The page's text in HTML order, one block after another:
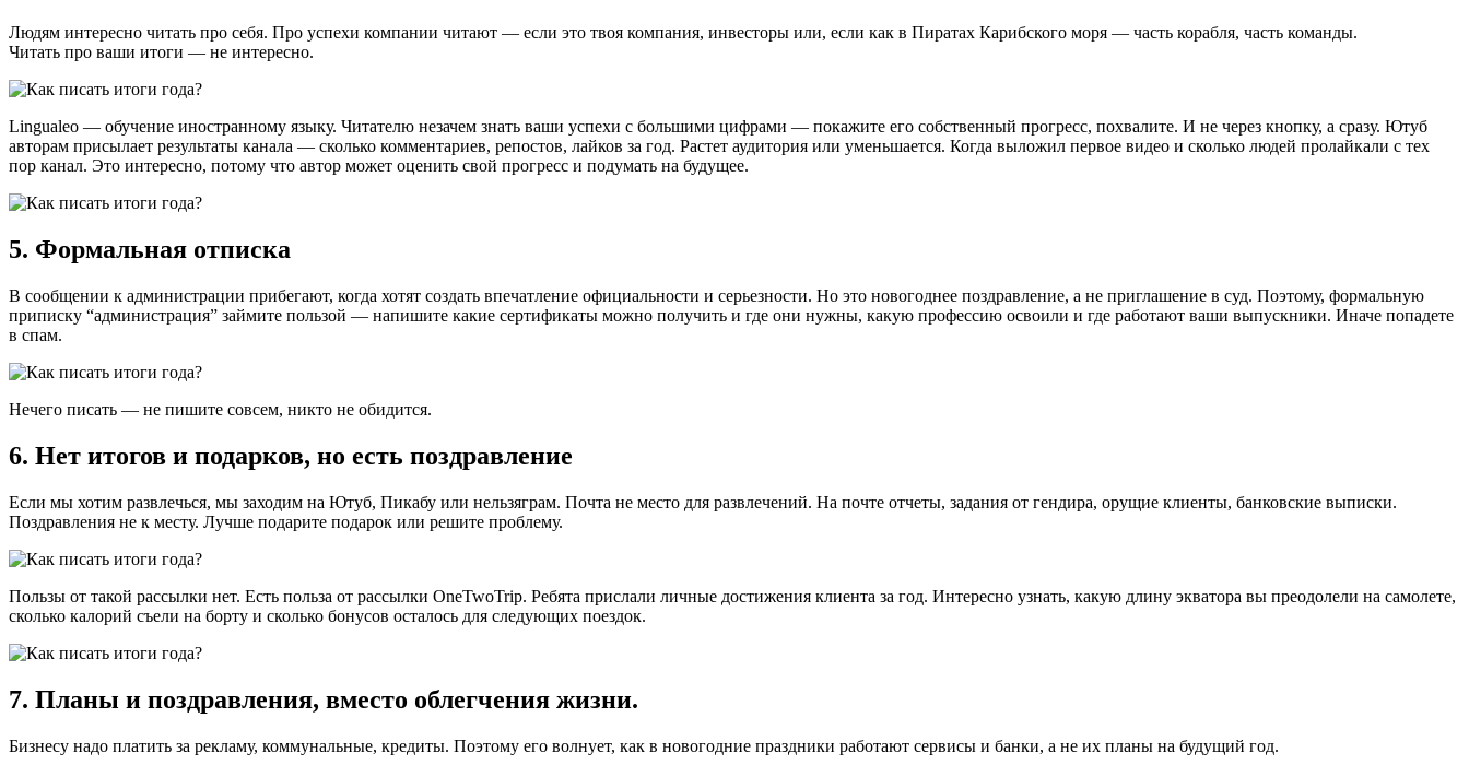
Людям интересно читать про себя. Про успехи компании читают — если это твоя компания, инвесторы или, если как в Пиратах Карибского моря — часть корабля, часть команды.
Читать про ваши итоги — не интересно.
Lingualeo — обучение иностранному языку. Читателю незачем знать ваши успехи с большими цифрами — покажите его собственный прогресс, похвалите. И не через кнопку, а сразу. Ютуб
авторам присылает результаты канала — сколько комментариев, репостов, лайков за год. Растет аудитория или уменьшается. Когда выложил первое видео и сколько людей пролайкали с тех
пор канал. Это интересно, потому что автор может оценить свой прогресс и подумать на будущее.
5. Формальная отписка
В сообщении к администрации прибегают, когда хотят создать впечатление официальности и серьезности. Но это новогоднее поздравление, а не приглашение в суд. Поэтому, формальную
приписку “администрация” займите пользой — напишите какие сертификаты можно получить и где они нужны, какую профессию освоили и где работают ваши выпускники. Иначе попадете
в спам.
Нечего писать — не пишите совсем, никто не обидится.
6. Нет итогов и подарков, но есть поздравление
Если мы хотим развлечься, мы заходим на Ютуб, Пикабу или нельзяграм. Почта не место для развлечений. На почте отчеты, задания от гендира, орущие клиенты, банковские выписки.
Поздравления не к месту. Лучше подарите подарок или решите проблему.
Пользы от такой рассылки нет. Есть польза от рассылки OneTwoTrip. Ребята прислали личные достижения клиента за год. Интересно узнать, какую длину экватора вы преодолели на самолете,
сколько калорий съели на борту и сколько бонусов осталось для следующих поездок.
7. Планы и поздравления, вместо облегчения жизни.
Бизнесу надо платить за рекламу, коммунальные, кредиты. Поэтому его волнует, как в новогодние праздники работают сервисы и банки, а не их планы на будущий год.